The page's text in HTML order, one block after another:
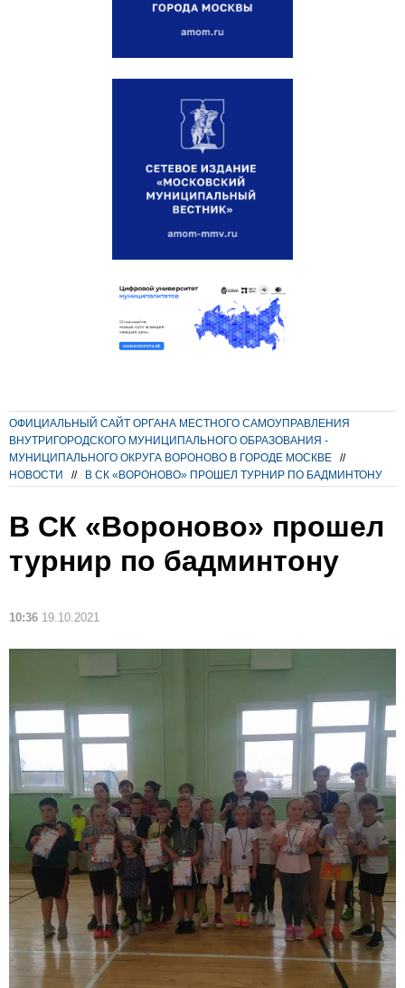
ОФИЦИАЛЬНЫЙ САЙТ ОРГАНА МЕСТНОГО САМОУПРАВЛЕНИЯ
ВНУТРИГОРОДСКОГО МУНИЦИПАЛЬНОГО ОБРАЗОВАНИЯ -
МУНИЦИПАЛЬНОГО ОКРУГА ВОРОНОВО В ГОРОДЕ МОСКВЕ
//
НОВОСТИ
// В СК «ВОРОНОВО» ПРОШЕЛ ТУРНИР ПО БАДМИНТОНУ
В СК «Вороново» прошел
турнир по бадминтону
10:36 19.10.2021